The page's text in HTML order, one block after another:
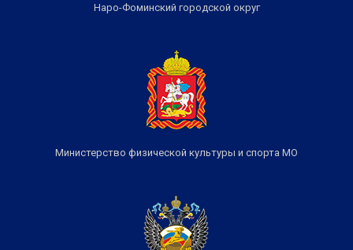
Наро-Фоминский городской округ
Министерство физической культуры и спорта МО